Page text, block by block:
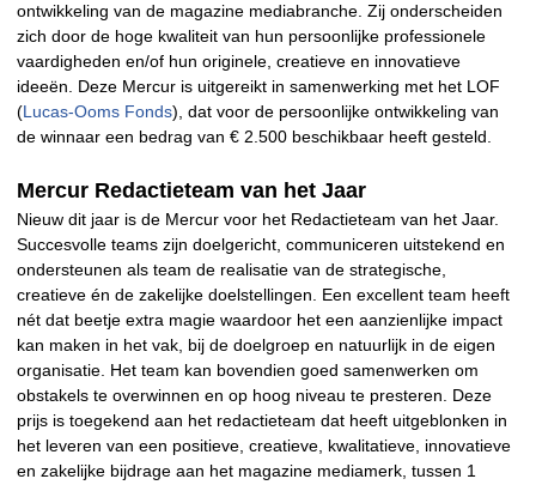
ontwikkeling van de magazine mediabranche. Zij onderscheiden
zich door de hoge kwaliteit van hun persoonlijke professionele
vaardigheden en/of hun originele, creatieve en innovatieve
ideeën. Deze Mercur is uitgereikt in samenwerking met het LOF
(Lucas-Ooms Fonds), dat voor de persoonlijke ontwikkeling van
de winnaar een bedrag van € 2.500 beschikbaar heeft gesteld.
Mercur Redactieteam van het Jaar
Nieuw dit jaar is de Mercur voor het Redactieteam van het Jaar.
Succesvolle teams zijn doelgericht, communiceren uitstekend en
ondersteunen als team de realisatie van de strategische,
creatieve én de zakelijke doelstellingen. Een excellent team heeft
nét dat beetje extra magie waardoor het een aanzienlijke impact
kan maken in het vak, bij de doelgroep en natuurlijk in de eigen
organisatie. Het team kan bovendien goed samenwerken om
obstakels te overwinnen en op hoog niveau te presteren. Deze
prijs is toegekend aan het redactieteam dat heeft uitgeblonken in
het leveren van een positieve, creatieve, kwalitatieve, innovatieve
en zakelijke bijdrage aan het magazine mediamerk, tussen 1